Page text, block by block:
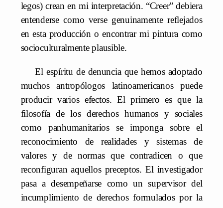
legos) crean en mi interpretación. “Creer” debiera
entenderse como verse genuinamente reflejados
en esta producción o encontrar mi pintura como
socioculturalmente plausible.
El espíritu de denuncia que hemos adoptado
muchos antropólogos latinoamericanos puede
producir varios efectos. El primero es que la
filosofía de los derechos humanos y sociales
como panhumanitarios se imponga sobre el
reconocimiento de realidades y sistemas de
valores y de normas que contradicen o que
reconfiguran aquellos preceptos. El investigador
pasa a desempeñarse como un supervisor del
incumplimiento de derechos formulados por la